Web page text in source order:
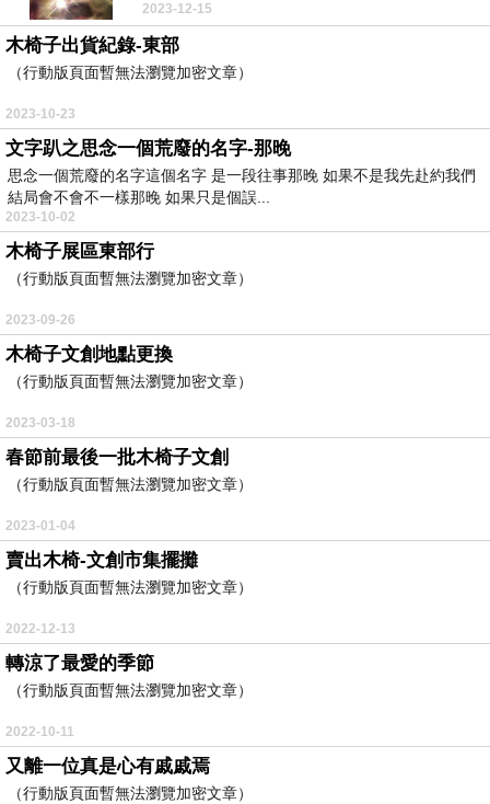
大的恆星形成...
2023-12-15
木椅子出貨紀錄-東部
（行動版頁面暫無法瀏覽加密文章）
2023-10-23
文字趴之思念一個荒廢的名字-那晚
思念一個荒廢的名字這個名字 是一段往事那晚 如果不是我先赴約我們
結局會不會不一樣那晚 如果只是個誤...
2023-10-02
木椅子展區東部行
（行動版頁面暫無法瀏覽加密文章）
2023-09-26
木椅子文創地點更換
（行動版頁面暫無法瀏覽加密文章）
2023-03-18
春節前最後一批木椅子文創
（行動版頁面暫無法瀏覽加密文章）
2023-01-04
賣出木椅-文創市集擺攤
（行動版頁面暫無法瀏覽加密文章）
2022-12-13
轉涼了最愛的季節
（行動版頁面暫無法瀏覽加密文章）
2022-10-11
又離一位真是心有戚戚焉
（行動版頁面暫無法瀏覽加密文章）